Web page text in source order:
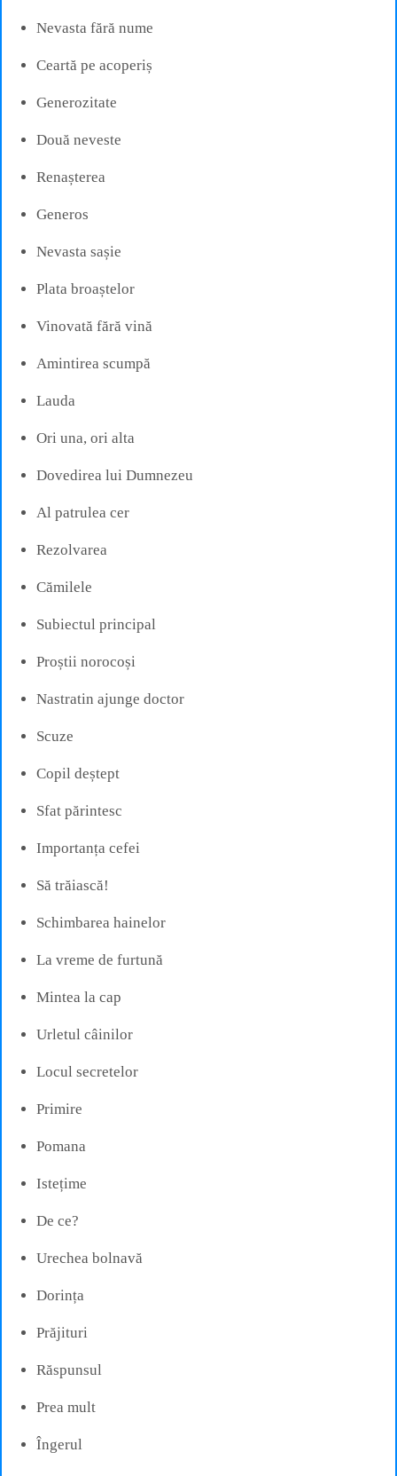
Nevasta fără nume
Ceartă pe acoperiș
Generozitate
Două neveste
Renașterea
Generos
Nevasta sașie
Plata broaștelor
Vinovată fără vină
Amintirea scumpă
Lauda
Ori una, ori alta
Dovedirea lui Dumnezeu
Al patrulea cer
Rezolvarea
Cămilele
Subiectul principal
Proștii norocoși
Nastratin ajunge doctor
Scuze
Copil deștept
Sfat părintesc
Importanța cefei
Să trăiască!
Schimbarea hainelor
La vreme de furtună
Mintea la cap
Urletul câinilor
Locul secretelor
Primire
Pomana
Istețime
De ce?
Urechea bolnavă
Dorința
Prăjituri
Răspunsul
Prea mult
Îngerul